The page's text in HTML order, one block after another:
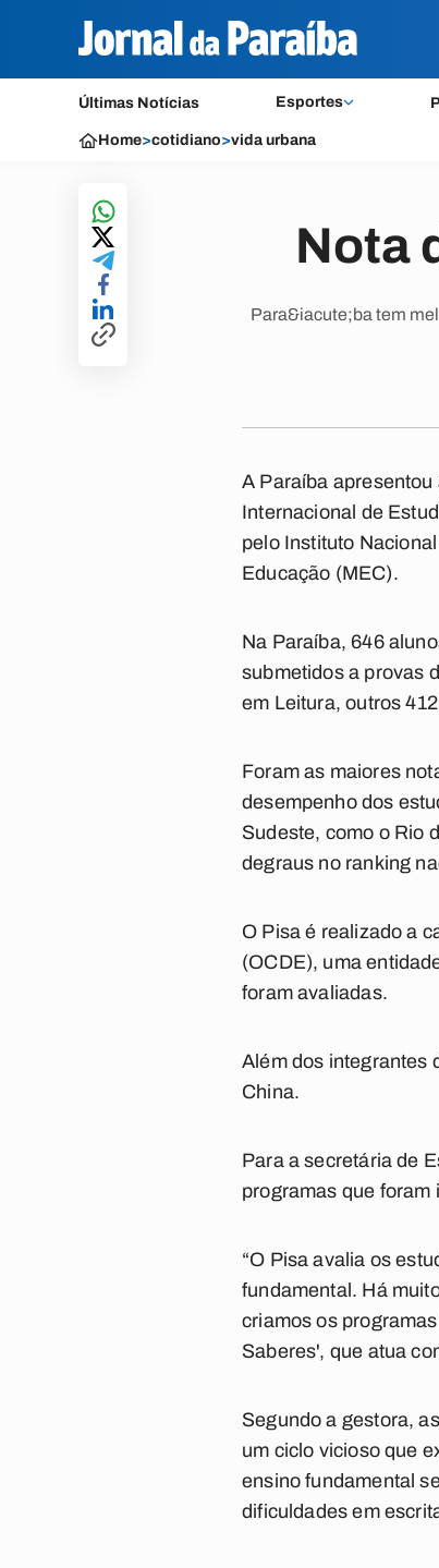
Últimas Notícias Esportes
Home>cotidiano>vida urbana
Nota
Para&iacute;ba tem
A Paraíba
Internacional de
pelo Instituto
Educação (MEC).
Na Paraíba, 646
submetidos a provas
em Leitura, outros
Foram as maiores
desempenho dos
Sudeste, como o Rio
degraus no ranking
O Pisa é realizado a
(OCDE), uma
foram avaliadas.
Além dos integrantes
China.
Para a secretária de
programas que foram
“O Pisa avalia os
fundamental. Há
criamos os
Saberes', que atua
Segundo a gestora,
um ciclo vicioso que
ensino fundamental
dificuldades em